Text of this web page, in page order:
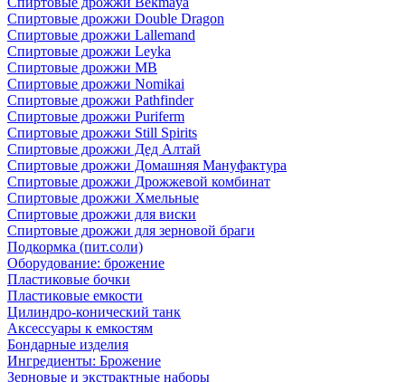
Спиртовые дрожжи Double Dragon
Спиртовые дрожжи Lallemand
Спиртовые дрожжи Leyka
Спиртовые дрожжи MB
Спиртовые дрожжи Nomikai
Спиртовые дрожжи Pathfinder
Спиртовые дрожжи Puriferm
Спиртовые дрожжи Still Spirits
Спиртовые дрожжи Дед Алтай
Спиртовые дрожжи Домашняя Мануфактура
Спиртовые дрожжи Дрожжевой комбинат
Спиртовые дрожжи Хмельные
Спиртовые дрожжи для виски
Спиртовые дрожжи для зерновой браги
Подкормка (пит.соли)
Оборудование: брожение
Пластиковые бочки
Пластиковые емкости
Цилиндро-конический танк
Аксессуары к емкостям
Бондарные изделия
Ингредиенты: Брожение
Зерновые и экстрактные наборы